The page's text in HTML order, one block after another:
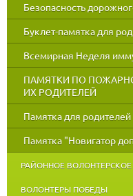
Безопасность
Буклет-памятка для
Всемирная Неделя
ПАМЯТКИ ПО
ИХ РОДИТЕЛЕЙ
Памятка для
Памятка "Новигатор
РАЙОННОЕ
ВОЛОНТЕРЫ ПОБЕДЫ